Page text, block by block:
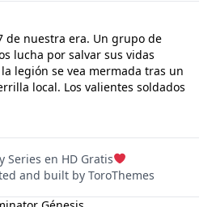
de nuestra era. Un grupo de
lucha por salvar sus vidas
legión se vea mermada tras un
local. Los valientes soldados
Series en HD Gratis
and built by ToroThemes